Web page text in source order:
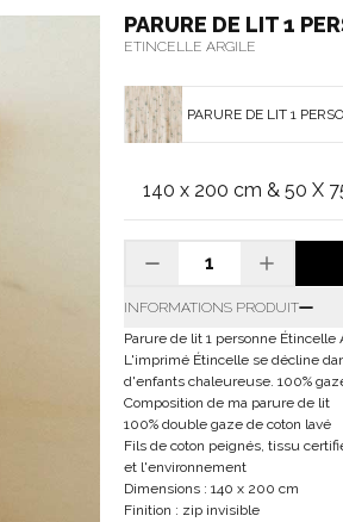
PARURE DE LIT 1
ETINCELLE ARGILE
PARURE DE LIT 1
INFORMATIONS PRODUIT
Parure de lit 1 personne Étincelle
L'imprimé Étincelle se décline
d'enfants chaleureuse. 100%
Composition de ma parure de lit
100% double gaze de coton lavé
Fils de coton peignés, tissu
et l'environnement
Dimensions : 140 x 200 cm
Finition : zip invisible